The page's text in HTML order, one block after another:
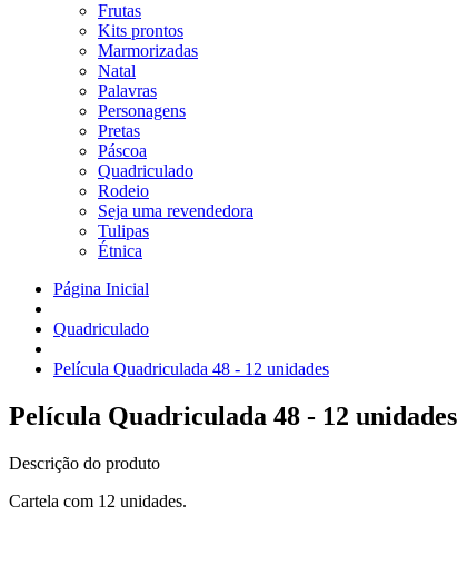
Frutas
Kits prontos
Marmorizadas
Natal
Palavras
Personagens
Pretas
Páscoa
Quadriculado
Rodeio
Seja uma revendedora
Tulipas
Étnica
Página Inicial
Quadriculado
Película Quadriculada 48 - 12 unidades
Película Quadriculada 48 - 12 unidades
Descrição do produto
Cartela com 12 unidades.